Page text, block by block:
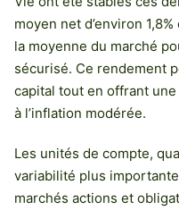
moyen net d’environ
la moyenne du marché
sécurisé. Ce rendement
capital tout en offrant
à l’inflation modérée.
Les unités de compte,
variabilité plus
marchés actions et